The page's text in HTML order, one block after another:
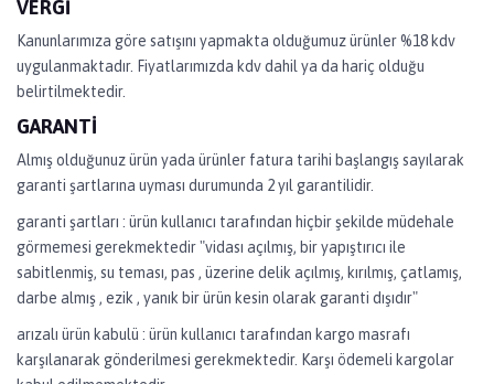
VERGİ
Kanunlarımıza göre satışını yapmakta olduğumuz ürünler %18 kdv
uygulanmaktadır. Fiyatlarımızda kdv dahil ya da hariç olduğu
belirtilmektedir.
GARANTİ
Almış olduğunuz ürün yada ürünler fatura tarihi başlangış sayılarak
garanti şartlarına uyması durumunda 2 yıl garantilidir.
garanti şartları : ürün kullanıcı tarafından hiçbir şekilde müdehale
görmemesi gerekmektedir "vidası açılmış, bir yapıştırıcı ile
sabitlenmiş, su teması, pas , üzerine delik açılmış, kırılmış, çatlamış,
darbe almış , ezik , yanık bir ürün kesin olarak garanti dışıdır"
arızalı ürün kabulü : ürün kullanıcı tarafından kargo masrafı
karşılanarak gönderilmesi gerekmektedir. Karşı ödemeli kargolar